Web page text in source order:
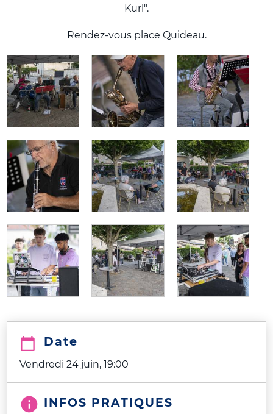
Kurl".
Rendez-vous place Quideau.
Date
Vendredi 24 juin, 19:00
INFOS PRATIQUES